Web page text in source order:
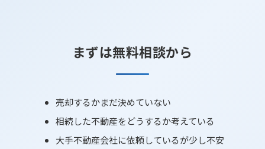
まずは無料相談から
売却するかまだ決めていない
相続した不動産をどうするか考えている
大手不動産会社に依頼しているが少し不安